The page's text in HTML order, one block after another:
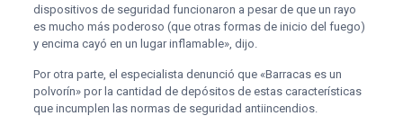
dispositivos de seguridad funcionaron a pesar de que un rayo
es mucho más poderoso (que otras formas de inicio del fuego)
y encima cayó en un lugar inflamable», dijo.
Por otra parte, el especialista denunció que «Barracas es un
polvorín» por la cantidad de depósitos de estas características
que incumplen las normas de seguridad antiincendios.